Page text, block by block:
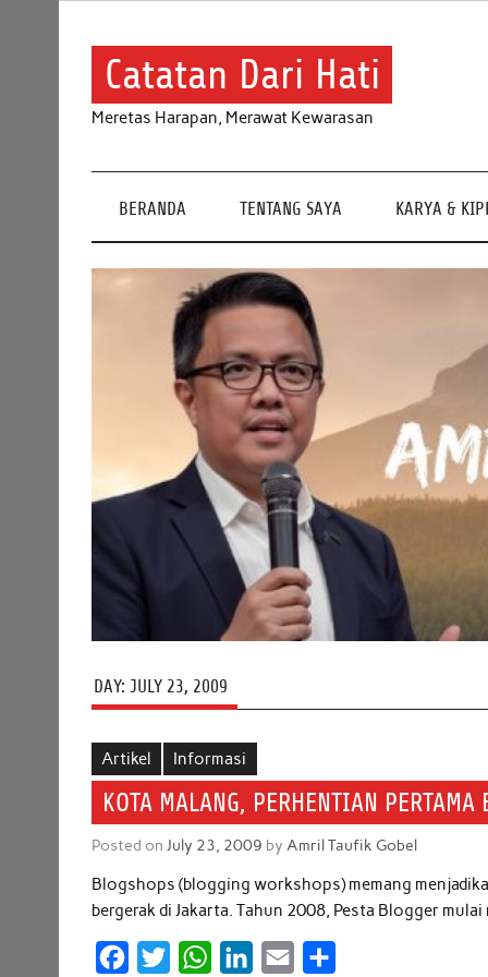
Catatan Dari Hati
Meretas Harapan, Merawat Kewarasan
BERANDA TENTANG SAYA KARYA &
DAY: JULY 23, 2009
Artikel Informasi
KOTA MALANG, PERHENTIAN PERTAMA
Posted on July 23, 2009 by Amril Taufik Gobel
Blogshops (blogging workshops) memang
bergerak di Jakarta. Tahun 2008, Pesta Blogger
W